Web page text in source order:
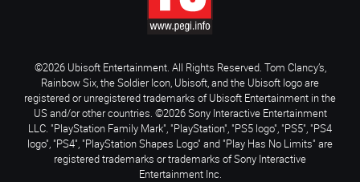
©2026 Ubisoft Entertainment. All Rights Reserved. Tom Clancy’s,
Rainbow Six, the Soldier Icon, Ubisoft, and the Ubisoft logo are
registered or unregistered trademarks of Ubisoft Entertainment in the
US and/or other countries. ©2026 Sony Interactive Entertainment
LLC. "PlayStation Family Mark", "PlayStation", "PS5 logo", "PS5", "PS4
logo", "PS4", "PlayStation Shapes Logo" and "Play Has No Limits" are
registered trademarks or trademarks of Sony Interactive
Entertainment Inc.